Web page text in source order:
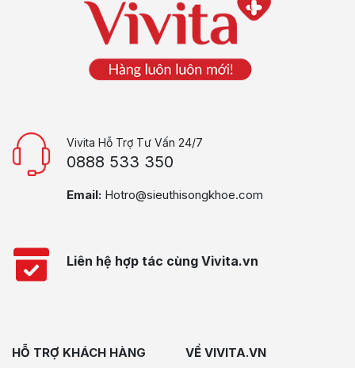
Vivita Hỗ Trợ Tư Vấn 24/7
0888 533 350
Email: Hotro@sieuthisongkhoe.com
Liên hệ hợp tác cùng Vivita.vn
HỖ TRỢ KHÁCH HÀNG VỀ VIVITA.VN